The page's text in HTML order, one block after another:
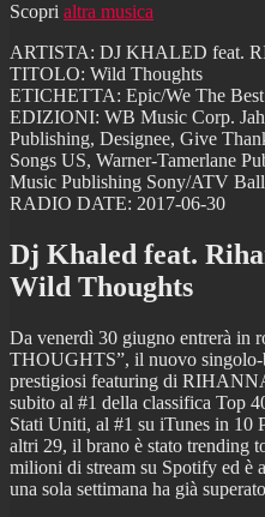
Scopri altra musica
ARTISTA: DJ KHALED feat.
TITOLO: Wild Thoughts
ETICHETTA: Epic/We The Best
EDIZIONI: WB Music Corp.
Publishing, Designee, Give
Songs US, Warner-Tamerlane
Music Publishing Sony/ATV
RADIO DATE: 2017-06-30
Dj Khaled feat.
Wild Thoughts
Da venerdì 30 giugno entrerà in
THOUGHTS”, il nuovo
prestigiosi featuring di
subito al #1 della classifica Top
Stati Uniti, al #1 su iTunes in 10
altri 29, il brano è stato trending
milioni di stream su Spotify ed è
una sola settimana ha già